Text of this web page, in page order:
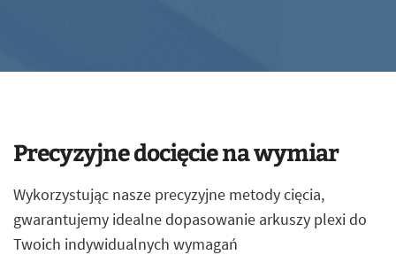
Precyzyjne docięcie na wymiar
Wykorzystując nasze precyzyjne metody cięcia,
gwarantujemy idealne dopasowanie arkuszy plexi do
Twoich indywidualnych wymagań